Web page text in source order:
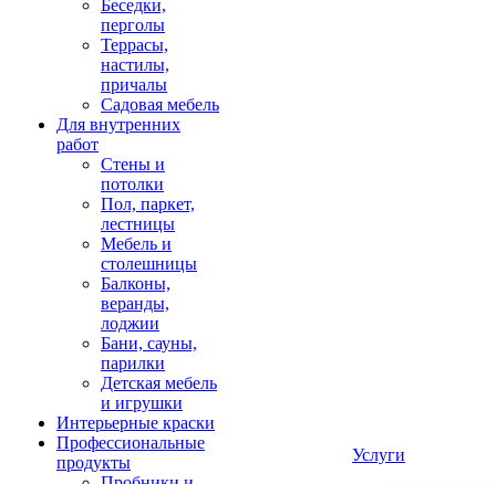
Беседки,
перголы
Террасы,
настилы,
причалы
Садовая мебель
Для внутренних
работ
Стены и
потолки
Пол, паркет,
лестницы
Мебель и
столешницы
Балконы,
веранды,
лоджии
Бани, сауны,
парилки
Детская мебель
и игрушки
Интерьерные краски
Профессиональные
продукты
Услуги